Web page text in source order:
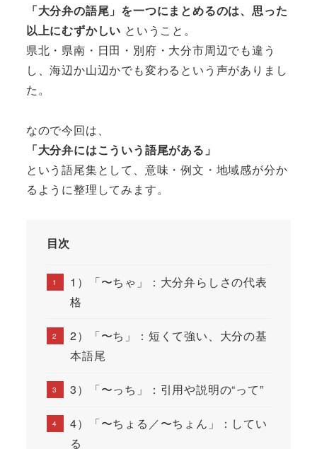
「大分弁の語尾」を一つにまとめるのは、思った
以上にむずかしい ということ。
県北・県南・日田・別府・大分市周辺でも違う
し、海辺か山辺かでも変わるという声がありまし
た。
なので今回は、
「大分弁にはこういう語尾がある」
という語尾集として、意味・例文・地域感が分か
るように整理してみます。
目次
1）「〜ちゃ」：大分弁らしさの代表
格
2）「〜ち」：短くて強い、大分の基
本語尾
3）「〜っち」：引用や説明の“って”
4）「〜ちょる／〜ちょん」：してい
る